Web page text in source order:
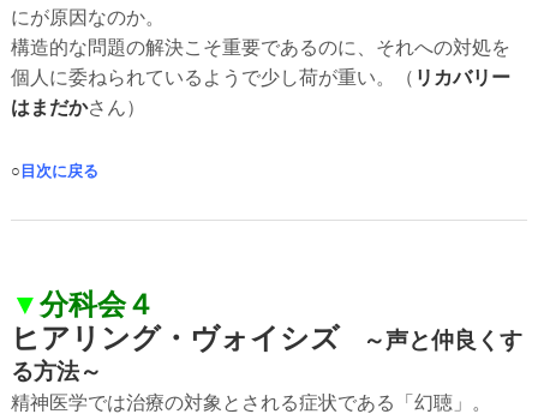
にが原因なのか。
構造的な問題の解決こそ重要であるのに、それへの対処を
個人に委ねられているようで少し荷が重い。
（ リカバリー
はまだかさん）
○ 目次に戻る
▼分科会４
ヒアリング・ヴォイシズ ～声と仲良くす
る方法～
精神医学では治療の対象とされる症状である「幻聴」。